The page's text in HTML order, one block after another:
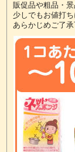
販促品や粗品・
少しでもお値打
あらかじめご了承